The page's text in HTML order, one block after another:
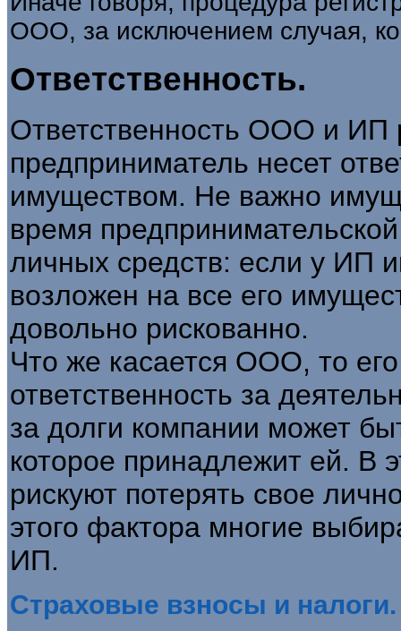
ООО, за исключением случая,
Ответственность.
Ответственность ООО и ИП
предприниматель несет
имуществом. Не важно
время
личных средств: если у ИП
возложен на все его
довольно рискованно.
Что же касается ООО, то
ответственность за
за долги компании может
которое принадлежит ей. В
рискуют потерять свое
этого фактора многие
ИП.
Страховые взносы и налоги.